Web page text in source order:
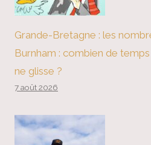
Grande-Bretagne : les
Burnham : combien de
ne glisse ?
7 août 2026